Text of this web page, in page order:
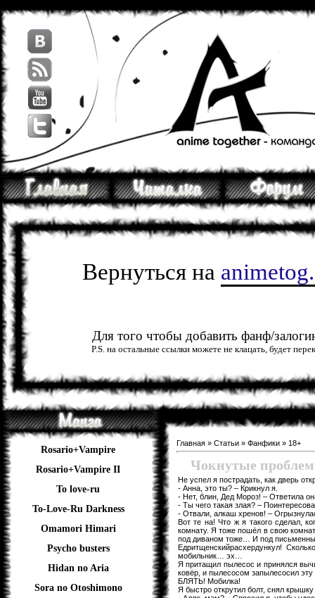
Вернуться на
Для того чтобы добавить фанф/
P.S. на остальные ссылки можете не клацать, будет
Rosario+Vampire
Rosario+Vampire II
To love-ru
To-Love-Ru Darkness
Omamori Himari
Psycho busters
Hidan no Aria
Sora no Otoshimono
Главная » Статьи » Фанфики » 18+
Чокнутые
Не успел я пострадать, как дверь
- Анна, это ты? – Крикнул я.
- Нет, блин, Дед Мороз! – Ответила
- Ты чего такая злая? –
- Отвали, алкаш хренов! –
Вот те на! Что ж я такого сделал,
комнату. Я тоже пошёл в свою
под диваном тоже… И под
Едритщенскийрасхердункул!
мобильник… эх…
Я притащил пылесос и принялся
ковёр, и пылесосом запылесосил
БЛЯТЬ! Мобилка!
Я быстро открутил болт, снял